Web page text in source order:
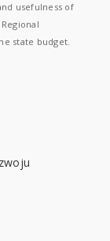
usefulness of
state budget.